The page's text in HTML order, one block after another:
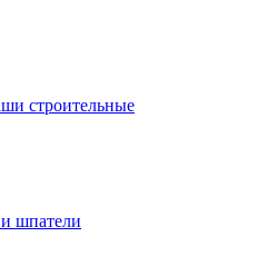
строительные
шпатели